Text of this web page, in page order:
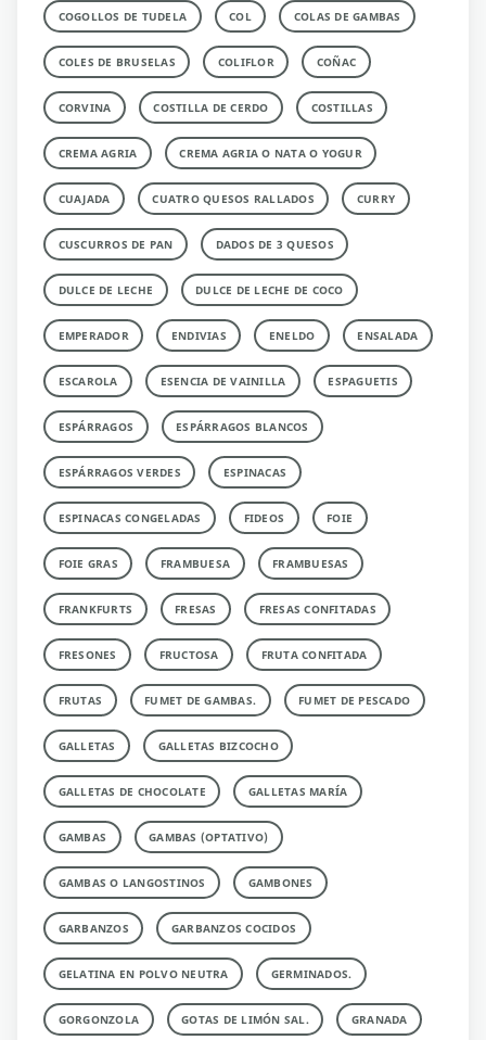
COGOLLOS DE TUDELA COL COLAS DE GAMBAS
COLES DE BRUSELAS COLIFLOR COÑAC
CORVINA COSTILLA DE CERDO COSTILLAS
CREMA AGRIA CREMA AGRIA O NATA O YOGUR
CUAJADA CUATRO QUESOS RALLADOS CURRY
CUSCURROS DE PAN DADOS DE 3 QUESOS
DULCE DE LECHE DULCE DE LECHE DE COCO
EMPERADOR ENDIVIAS ENELDO ENSALADA
ESCAROLA ESENCIA DE VAINILLA ESPAGUETIS
ESPÁRRAGOS ESPÁRRAGOS BLANCOS
ESPÁRRAGOS VERDES ESPINACAS
ESPINACAS CONGELADAS FIDEOS FOIE
FOIE GRAS FRAMBUESA FRAMBUESAS
FRANKFURTS FRESAS FRESAS CONFITADAS
FRESONES FRUCTOSA FRUTA CONFITADA
FRUTAS FUMET DE GAMBAS. FUMET DE PESCADO
GALLETAS GALLETAS BIZCOCHO
GALLETAS DE CHOCOLATE GALLETAS MARÍA
GAMBAS GAMBAS (OPTATIVO)
GAMBAS O LANGOSTINOS GAMBONES
GARBANZOS GARBANZOS COCIDOS
GELATINA EN POLVO NEUTRA GERMINADOS.
GORGONZOLA GOTAS DE LIMÓN SAL. GRANADA